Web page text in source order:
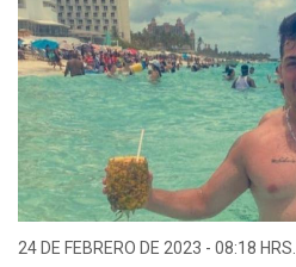
24 DE FEBRERO DE 2023 - 08:18 HRS.